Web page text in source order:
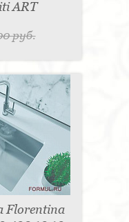
ART
руб.
Florentina